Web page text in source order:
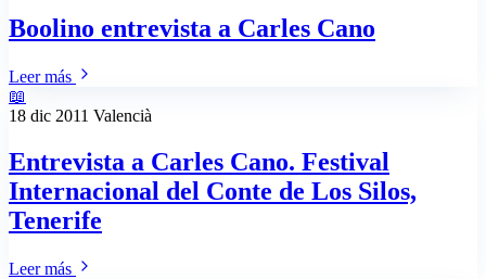
Boolino entrevista a Carles Cano
Leer más
📖
18 dic 2011 Valencià
Entrevista a Carles Cano. Festival
Internacional del Conte de Los Silos,
Tenerife
Leer más